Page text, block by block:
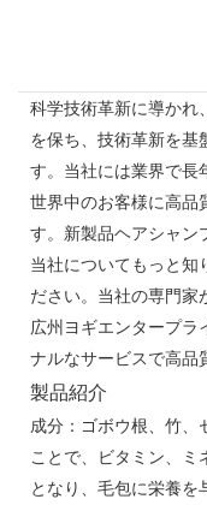
科学技術革新に導かれ
を保ち、技術革新を基
す。当社には業界で長
世界中のお客様に高品
す。新製品ヘアシャン
当社についてもっと知
ださい。当社の専門家
広州ヨギエンタープラ
ナルなサービスで高品
製品紹介
成分：ゴボウ根、竹、
ことで、ビタミン、
となり、毛包に栄養を